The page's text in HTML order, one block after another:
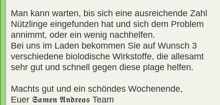
Man kann warten, bis sich eine ausreichende Zahl
Nützlinge eingefunden hat und sich dem Problem
annimmt, oder ein wenig nachhelfen.
Bei uns im Laden bekommen Sie auf Wunsch 3
verschiedene biolodische Wirkstoffe, die allesamt
sehr gut und schnell gegen diese plage helfen.
Machts gut und ein schöndes Wochenende,
Euer 𝕾𝖆𝖒𝖊𝖓 𝕬𝖓𝖉𝖗𝖊𝖆𝖘 Team